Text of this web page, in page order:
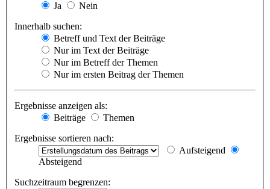
Ja
Nein
Innerhalb suchen:
Betreff und Text der Beiträge
Nur im Text der Beiträge
Nur im Betreff der Themen
Nur im ersten Beitrag der Themen
Ergebnisse anzeigen als:
Beiträge
Themen
Ergebnisse sortieren nach:
Aufsteigend
Absteigend
Suchzeitraum begrenzen: